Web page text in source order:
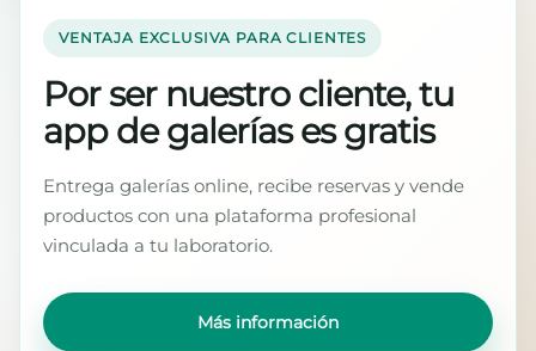
VENTAJA EXCLUSIVA PARA CLIENTES
Por ser nuestro cliente, tu
app de galerías es gratis
Entrega galerías online, recibe reservas y vende
productos con una plataforma profesional
vinculada a tu laboratorio.
Más información